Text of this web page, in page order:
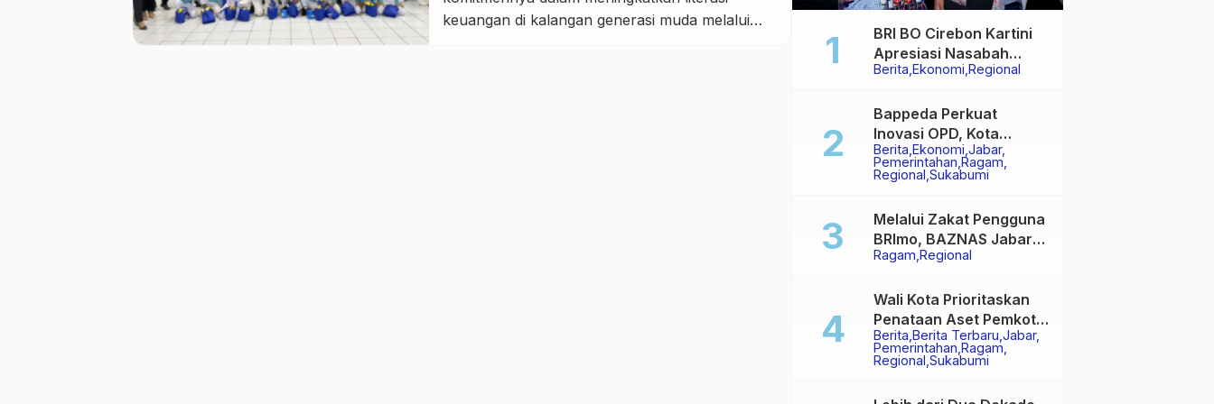
keuangan di kalangan generasi muda melalui
Berita Ekonomi Regional
BRI BO Cirebon Kartini
Apresiasi Nasabah
Pensiunan dengan
Literasi Keuangan
hingga Multiguna Purna
Berita Ekonomi Jabar
Pemerintahan Ragam
Regional Sukabumi
Bappeda Perkuat
Inovasi OPD, Kota
Sukabumi Bidik Hasil
Lebih Baik di IGA 2026
Ragam Regional
Melalui Zakat Pengguna
BRImo, BAZNAS Jabar
Salurkan Bantuan
Masyarakat Desa Ciririp
Berita Berita Terbaru Jabar
Pemerintahan Ragam
Regional Sukabumi
Wali Kota Prioritaskan
Penataan Aset Pemkot
Sukabumi, Tegaskan
Tak Boleh Ada Lagi